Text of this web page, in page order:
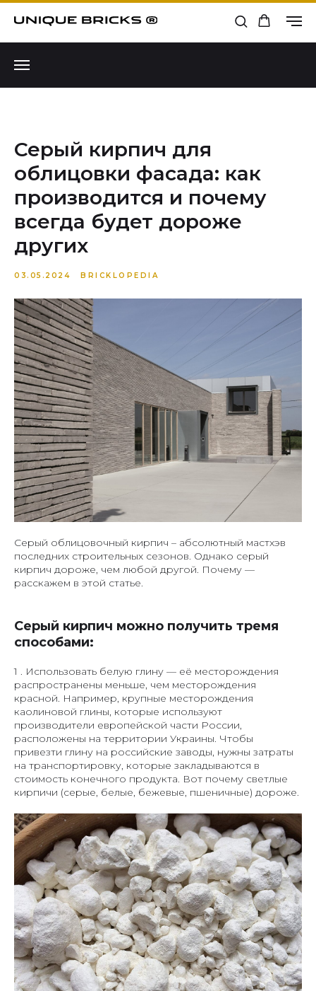
Серый кирпич для
облицовки фасада: как
производится и почему
всегда будет дороже
других
03.05.2024 BRICKLOPEDIA
Серый облицовочный кирпич – абсолютный мастхэв
последних строительных сезонов. Однако серый
кирпич дороже, чем любой другой. Почему —
расскажем в этой статье.
Серый кирпич можно получить тремя
способами:
1 . Использовать белую глину — её месторождения
распространены меньше, чем месторождения
красной. Например, крупные месторождения
каолиновой глины, которые используют
производители европейской части России,
расположены на территории Украины. Чтобы
привезти глину на российские заводы, нужны затраты
на транспортировку, которые закладываются в
стоимость конечного продукта. Вот почему светлые
кирпичи (серые, белые, бежевые, пшеничные) дороже.